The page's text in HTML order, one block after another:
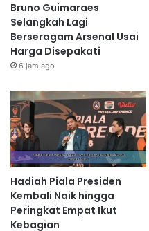
Bruno Guimaraes
Selangkah Lagi
Berseragam Arsenal Usai
Harga Disepakati
6 jam ago
Hadiah Piala Presiden
Kembali Naik hingga
Peringkat Empat Ikut
Kebagian